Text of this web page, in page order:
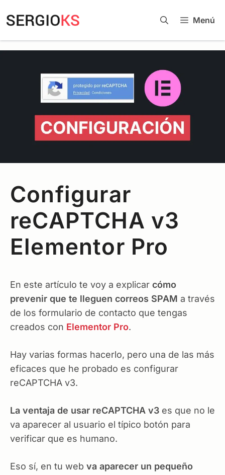
Menú
Configurar
reCAPTCHA v3
Elementor Pro
En este artículo te voy a explicar cómo
prevenir que te lleguen correos SPAM a través
de los formulario de contacto que tengas
creados con Elementor Pro.
Hay varias formas hacerlo, pero una de las más
eficaces que he probado es configurar
reCAPTCHA v3.
La ventaja de usar reCAPTCHA v3 es que no le
va aparecer al usuario el típico botón para
verificar que es humano.
Eso sí, en tu web va aparecer un pequeño